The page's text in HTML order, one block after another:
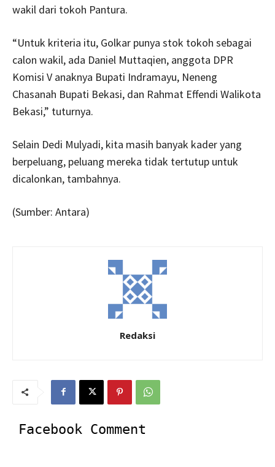
wakil dari tokoh Pantura.
“Untuk kriteria itu, Golkar punya stok tokoh sebagai
calon wakil, ada Daniel Muttaqien, anggota DPR
Komisi V anaknya Bupati Indramayu, Neneng
Chasanah Bupati Bekasi, dan Rahmat Effendi Walikota
Bekasi,” tuturnya.
Selain Dedi Mulyadi, kita masih banyak kader yang
berpeluang, peluang mereka tidak tertutup untuk
dicalonkan, tambahnya.
(Sumber: Antara)
Redaksi
Facebook Comment